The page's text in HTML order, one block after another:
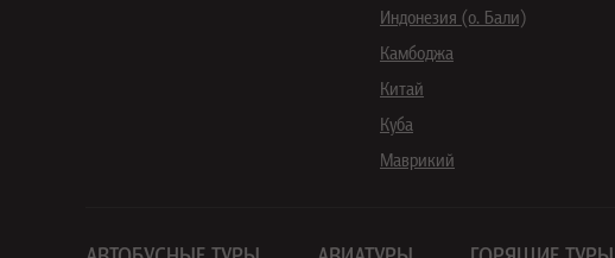
Индонезия (о. Бали)
Камбоджа
Китай
Куба
Маврикий